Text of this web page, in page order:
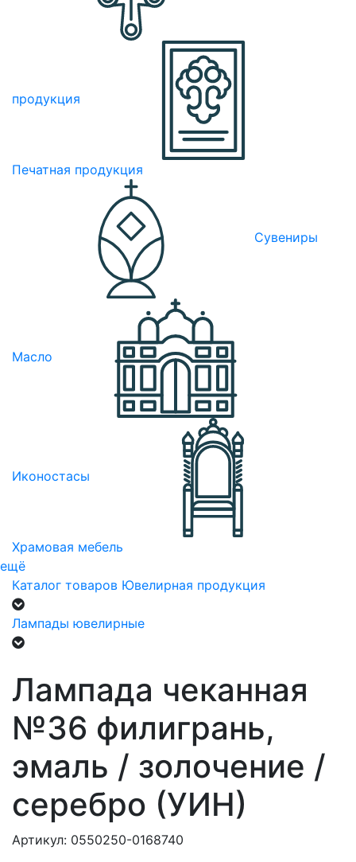
продукция
Печатная продукция
Сувениры
Масло
Иконостасы
Храмовая мебель
ещё
Каталог товаров Ювелирная продукция
Лампады ювелирные
Лампада чеканная
№36 филигрань,
эмаль / золочение /
серебро (УИН)
Артикул: 0550250-0168740